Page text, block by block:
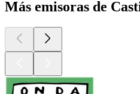
Más emisoras de